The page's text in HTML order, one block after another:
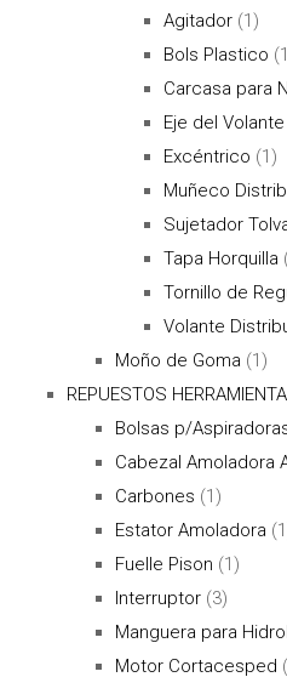
Agitador (1)
Bols Plastico
Carcasa para
Eje del Volante
Excéntrico (1)
Muñeco
Sujetador
Tapa Horquilla
Tornillo de
Volante
Moño de Goma (1)
REPUESTOS
Bolsas p/
Cabezal Amoladora
Carbones (1)
Estator Amoladora
Fuelle Pison (1)
Interruptor (3)
Manguera para
Motor Cortacesped